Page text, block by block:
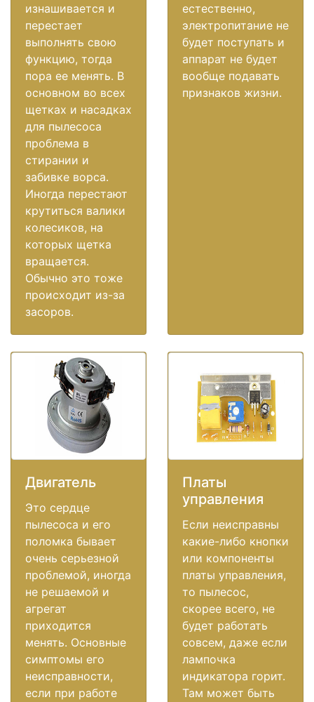
изнашивается и
перестает
выполнять свою
функцию, тогда
пора ее менять. В
основном во всех
щетках и насадках
для пылесоса
проблема в
стирании и
забивке ворса.
Иногда перестают
крутиться валики
колесиков, на
которых щетка
вращается.
Обычно это тоже
происходит из-за
засоров.
естественно,
электропитание не
будет поступать и
аппарат не будет
вообще подавать
признаков жизни.
Двигатель
Это сердце
пылесоса и его
поломка бывает
очень серьезной
проблемой, иногда
не решаемой и
агрегат
приходится
менять. Основные
симптомы его
неисправности,
если при работе
Платы
управления
Если неисправны
какие-либо кнопки
или компоненты
платы управления,
то пылесос,
скорее всего, не
будет работать
совсем, даже если
лампочка
индикатора горит.
Там может быть